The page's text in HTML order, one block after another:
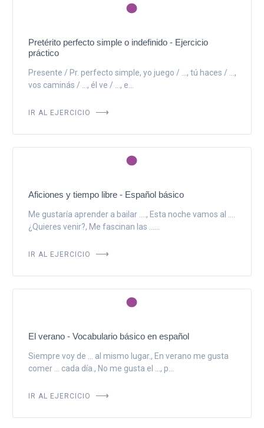
Pretérito perfecto simple o indefinido - Ejercicio
práctico
Presente / Pr. perfecto simple, yo juego / ..., tú haces / ...,
vos caminás / ..., él ve / ..., e...
IR AL EJERCICIO
Aficiones y tiempo libre - Español básico
Me gustaría aprender a bailar ...., Esta noche vamos al ....
¿Quieres venir?, Me fascinan las ......
IR AL EJERCICIO
El verano - Vocabulario básico en español
Siempre voy de ... al mismo lugar., En verano me gusta
comer ... cada día., No me gusta el ..., p...
IR AL EJERCICIO